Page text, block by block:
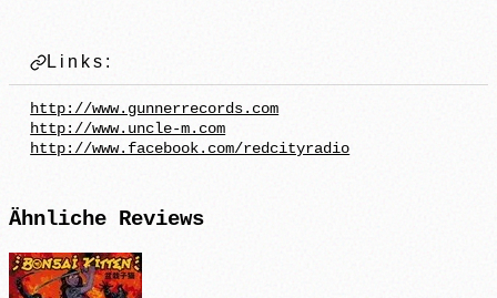
Links:
http://www.gunnerrecords.com
http://www.uncle-m.com
http://www.facebook.com/redcityradio
Ähnliche Reviews